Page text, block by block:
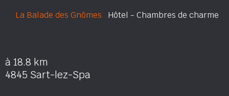
La Balade des Gnômes Hôtel - Chambres de charme
à 18.8 km
4845 Sart-lez-Spa